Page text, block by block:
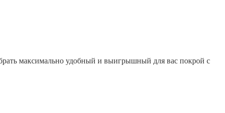
максимально удобный и выигрышный для вас покрой с